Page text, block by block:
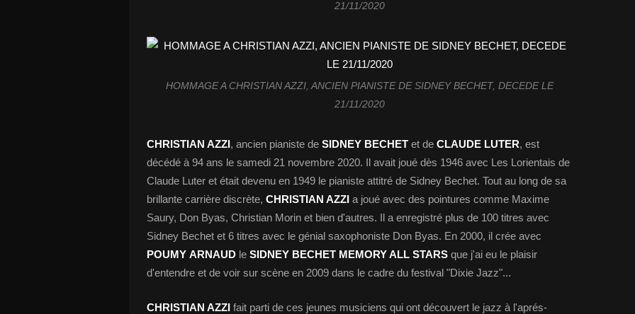
21/11/2020
HOMMAGE A CHRISTIAN AZZI, ANCIEN PIANISTE DE SIDNEY BECHET, DECEDE LE
21/11/2020
CHRISTIAN AZZI, ancien pianiste de SIDNEY BECHET et de CLAUDE LUTER, est
décédé à 94 ans le samedi 21 novembre 2020. Il avait joué dès 1946 avec Les Lorientais de
Claude Luter et était devenu en 1949 le pianiste attitré de Sidney Bechet. Tout au long de sa
brillante carrière discrète, CHRISTIAN AZZI a joué avec des pointures comme Maxime
Saury, Don Byas, Christian Morin et bien d'autres. Il a enregistré plus de 100 titres avec
Sidney Bechet et 6 titres avec le génial saxophoniste Don Byas. En 2000, il crée avec
POUMY ARNAUD le SIDNEY BECHET MEMORY ALL STARS que j'ai eu le plaisir
d'entendre et de voir sur scène en 2009 dans le cadre du festival "Dixie Jazz"...
CHRISTIAN AZZI fait parti de ces jeunes musiciens qui ont découvert le jazz à l'aprés-